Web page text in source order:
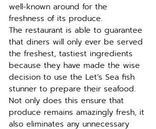
well-known around for the
freshness of its produce.
The restaurant is able to guarantee
that diners will only ever be served
the freshest, tastiest ingredients
because they have made the wise
decision to use the Let’s Sea fish
stunner to prepare their seafood.
Not only does this ensure that
produce remains amazingly fresh, it
also eliminates any unnecessary